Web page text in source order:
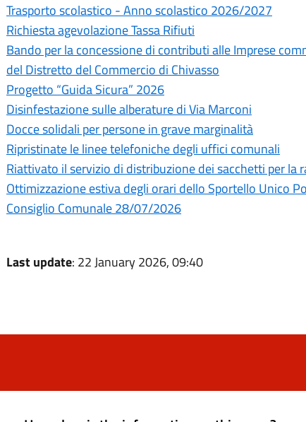
Trasporto scolastico - Anno scolastico 2026/2027
Richiesta agevolazione Tassa Rifiuti
Bando per la concessione di contributi alle Imprese
del Distretto del Commercio di Chivasso
Progetto “Guida Sicura” 2026
Disinfestazione sulle alberature di Via Marconi
Docce solidali per persone in grave marginalità
Ripristinate le linee telefoniche degli uffici comunali
Riattivato il servizio di distribuzione dei sacchetti per la
Ottimizzazione estiva degli orari dello Sportello Unico
Consiglio Comunale 28/07/2026
Last update: 22 January 2026, 09:40